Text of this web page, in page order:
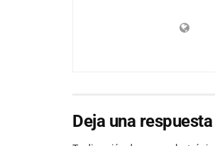
Deja una respuesta